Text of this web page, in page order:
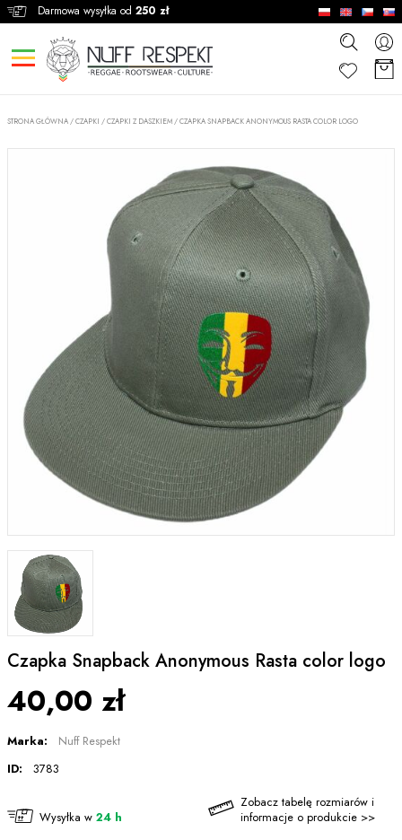
Darmowa wysyłka od 250 zł
STRONA GŁÓWNA /CZAPKI /CZAPKI Z DASZKIEM /CZAPKA SNAPBACK ANONYMOUS RASTA COLOR LOGO
Czapka Snapback Anonymous Rasta color logo
40,00 zł
Marka:
Nuff Respekt
ID:
3783
Wysyłka w 24 h
Zobacz tabelę rozmiarów i
informacje o produkcie >>